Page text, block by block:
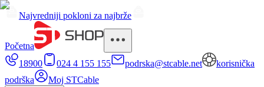
Najvredniji pokloni za najbrže
Početna
18900
024 4 155 155 podrska@stcable.net
korisnička
podrška
Moj STCable